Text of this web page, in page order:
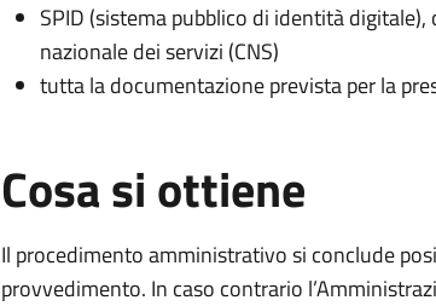
SPID (sistema pubblico di identità
nazionale dei servizi (CNS)
tutta la documentazione prevista per la
Cosa si ottiene
Il procedimento amministrativo si conclude
provvedimento. In caso contrario